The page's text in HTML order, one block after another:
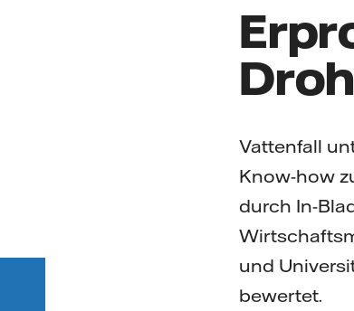
Vattenfall
Know-how
durch In-
und
bewertet.